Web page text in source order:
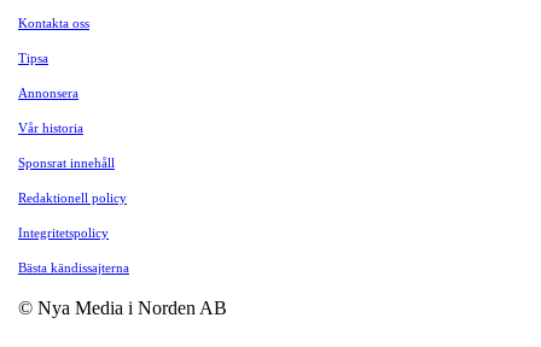
Kontakta oss
Tipsa
Annonsera
Vår historia
Sponsrat innehåll
Redaktionell policy
Integritetspolicy
Bästa kändissajterna
© Nya Media i Norden AB